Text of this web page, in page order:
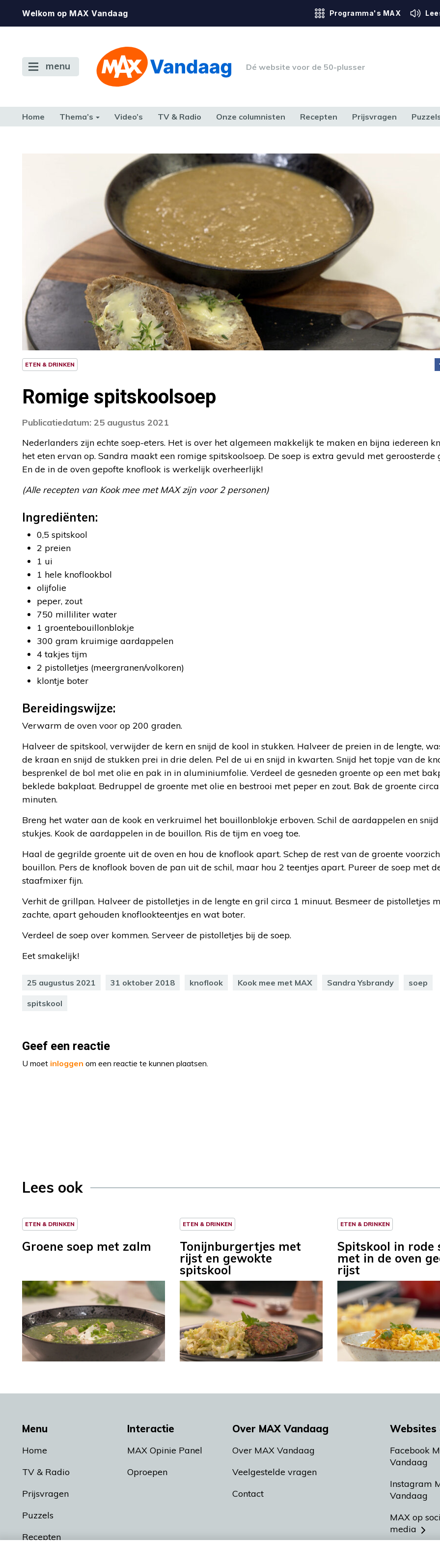
Welkom op MAX Vandaag Programma's MAX
menu Dé website voor de 50-plusser
Home Thema’s Video’s TV & Radio Onze columnisten Recepten Prijsvragen
ETEN & DRINKEN
Romige spitskoolsoep
Publicatiedatum: 25 augustus 2021
Nederlanders zijn echte soep-eters. Het is over het algemeen makkelijk te maken en bijna iedereen
het eten ervan op. Sandra maakt een romige spitskoolsoep. De soep is extra gevuld met geroosterde
En de in de oven gepofte knoflook is werkelijk overheerlijk!
(Alle recepten van Kook mee met MAX zijn voor 2 personen)
Ingrediënten:
0,5 spitskool
2 preien
1 ui
1 hele knoflookbol
olijfolie
peper, zout
750 milliliter water
1 groentebouillonblokje
300 gram kruimige aardappelen
4 takjes tijm
2 pistolletjes (meergranen/volkoren)
klontje boter
Bereidingswijze:
Verwarm de oven voor op 200 graden.
Halveer de spitskool, verwijder de kern en snijd de kool in stukken. Halveer de preien in de lengte,
de kraan en snijd de stukken prei in drie delen. Pel de ui en snijd in kwarten. Snijd het topje van de
besprenkel de bol met olie en pak in in aluminiumfolie. Verdeel de gesneden groente op een met
beklede bakplaat. Bedruppel de groente met olie en bestrooi met peper en zout. Bak de groente
minuten.
Breng het water aan de kook en verkruimel het bouillonblokje erboven. Schil de aardappelen en
stukjes. Kook de aardappelen in de bouillon. Ris de tijm en voeg toe.
Haal de gegrilde groente uit de oven en hou de knoflook apart. Schep de rest van de groente
bouillon. Pers de knoflook boven de pan uit de schil, maar hou 2 teentjes apart. Pureer de soep met
staafmixer fijn.
Verhit de grillpan. Halveer de pistolletjes in de lengte en gril circa 1 minuut. Besmeer de pistolletjes
zachte, apart gehouden knoflookteentjes en wat boter.
Verdeel de soep over kommen. Serveer de pistolletjes bij de soep.
Eet smakelijk!
25 augustus 2021 31 oktober 2018 knoflook Kook mee met MAX Sandra Ysbrandy soep
spitskool
Geef een reactie
U moet inloggen om een reactie te kunnen plaatsen.
Lees ook
ETEN & DRINKEN
Groene soep met zalm
ETEN & DRINKEN
Tonijnburgertjes met
rijst en gewokte
spitskool
ETEN & DRINKEN
Spitskool in rode
met in de oven
rijst
Menu
Home
TV & Radio
Prijsvragen
Puzzels
Recepten
Interactie
MAX Opinie Panel
Oproepen
Over MAX Vandaag
Over MAX Vandaag
Veelgestelde vragen
Contact
Websites
Facebook
Vandaag
Instagram
Vandaag
MAX op
media